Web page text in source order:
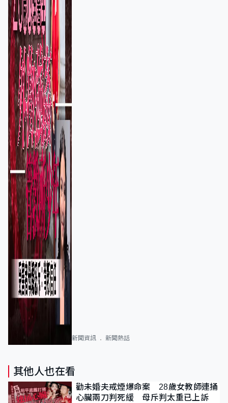
新聞資訊 新聞熱話
其他人也在看
勸未婚夫戒煙爆命案 28歲女教師連捅
心臟兩刀判死緩 母斥判太重已上訴